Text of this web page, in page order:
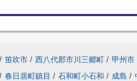
/ 笛吹市 / 西八代郡市川三郷町 / 甲州市
/ 春日居町鎮目 / 石和町小石和 / 成島 /